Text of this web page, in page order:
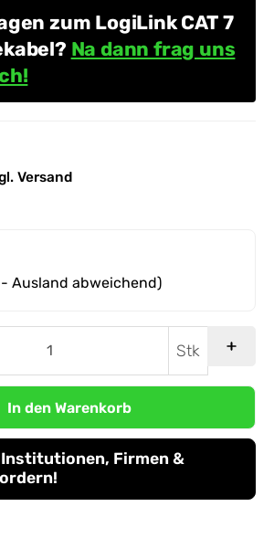
zum LogiLink CAT 7
Na dann frag uns
Versand
- Ausland abweichend)
Stk
In den Warenkorb
Firmen &